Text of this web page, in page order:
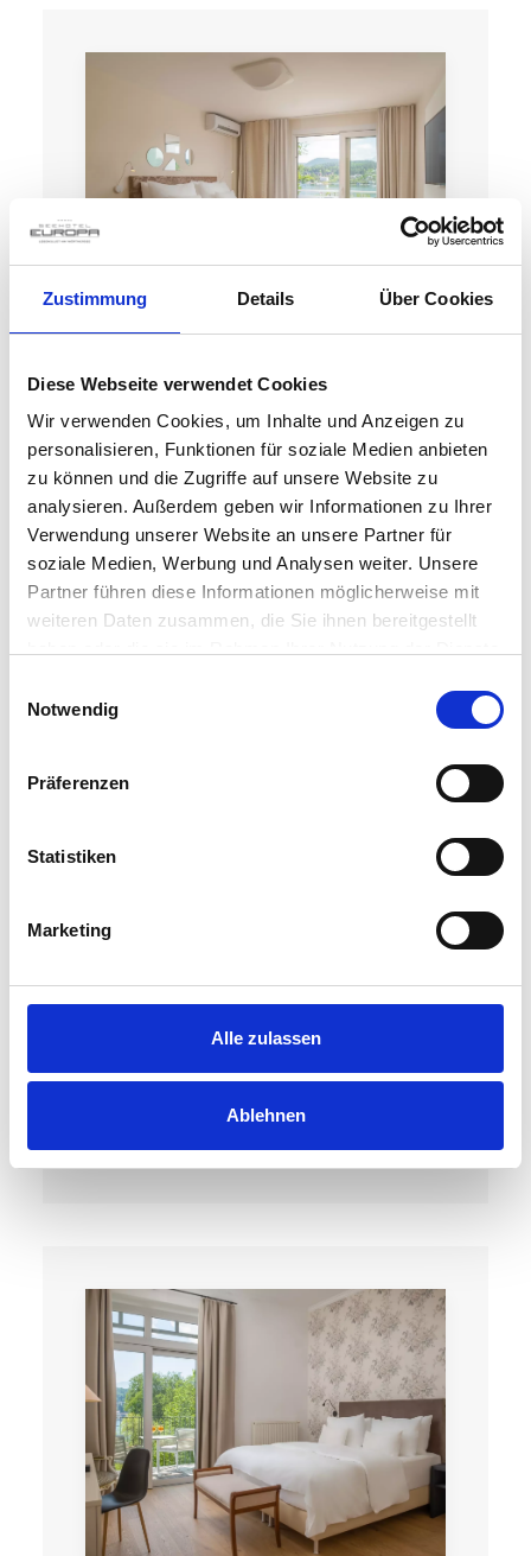
Zustimmung Details Über Cookies
Diese Webseite verwendet Cookies
Wir verwenden Cookies, um Inhalte und Anzeigen zu
personalisieren, Funktionen für soziale Medien anbieten
zu können und die Zugriffe auf unsere Website zu
analysieren. Außerdem geben wir Informationen zu Ihrer
Verwendung unserer Website an unsere Partner für
soziale Medien, Werbung und Analysen weiter. Unsere
Partner führen diese Informationen möglicherweise mit
weiteren Daten zusammen, die Sie ihnen bereitgestellt
Notwendig
Präferenzen
Statistiken
Marketing
Alle zulassen
Ablehnen
DZ SEEBLICK
Details
LOFT SEESEITE